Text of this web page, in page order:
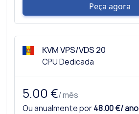
Peça agora
KVM VPS/VDS 20
CPU Dedicada
5.00 €/ mês
Ou anualmente por48.00 €/ ano